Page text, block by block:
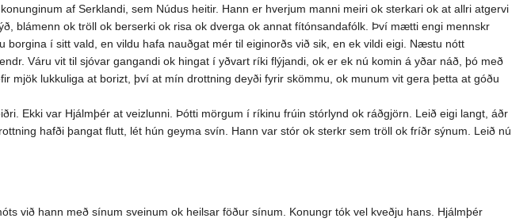
af Serklandi, sem Núdus heitir. Hann er hverjum manni meiri ok sterkari ok at allri atgervi
blámenn ok tröll ok berserki ok risa ok dverga ok annat fítónsandafólk. Því mætti engi mennskr
í sitt vald, en vildu hafa nauðgat mér til eiginorðs við sik, en ek vildi eigi. Næstu nótt
Váru vit til sjóvar gangandi ok hingat í yðvart ríki flýjandi, ok er ek nú komin á yðar náð, þó með
mjök lukkuliga at borizt, því at mín drottning deyði fyrir skömmu, ok munum vit gera þetta at góðu
Ekki var Hjálmþér at veizlunni. Þótti mörgum í ríkinu frúin stórlynd ok ráðgjörn. Leið eigi langt, áðr
hafði þangat flutt, lét hún geyma svín. Hann var stór ok sterkr sem tröll ok fríðr sýnum. Leið nú
við hann með sínum sveinum ok heilsar föður sínum. Konungr tók vel kveðju hans. Hjálmþér